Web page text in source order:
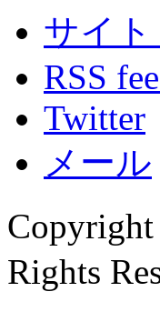
サイト
RSS
Twitter
メール
Rights